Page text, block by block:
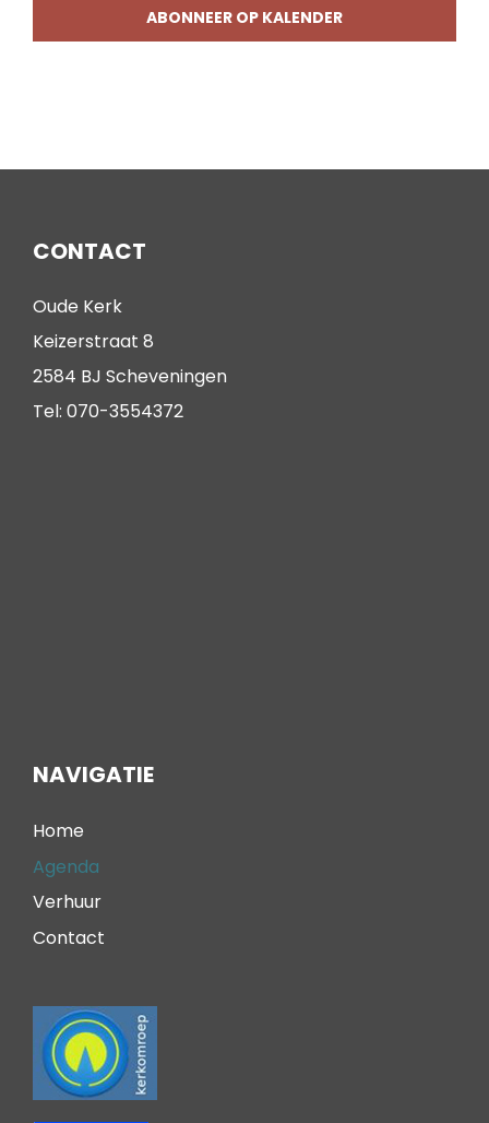
ABONNEER OP KALENDER
CONTACT
Oude Kerk
Keizerstraat 8
2584 BJ Scheveningen
Tel: 070-3554372
NAVIGATIE
Home
Agenda
Verhuur
Contact